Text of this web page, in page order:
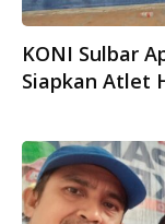
KONI Sulbar
Siapkan Atlet